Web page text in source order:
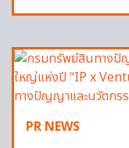
PR NEWS